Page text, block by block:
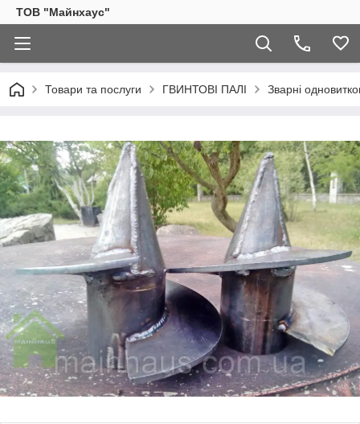
ТОВ "Майнхаус"
Товари та послуги ГВИНТОВІ ПАЛІ Зварні